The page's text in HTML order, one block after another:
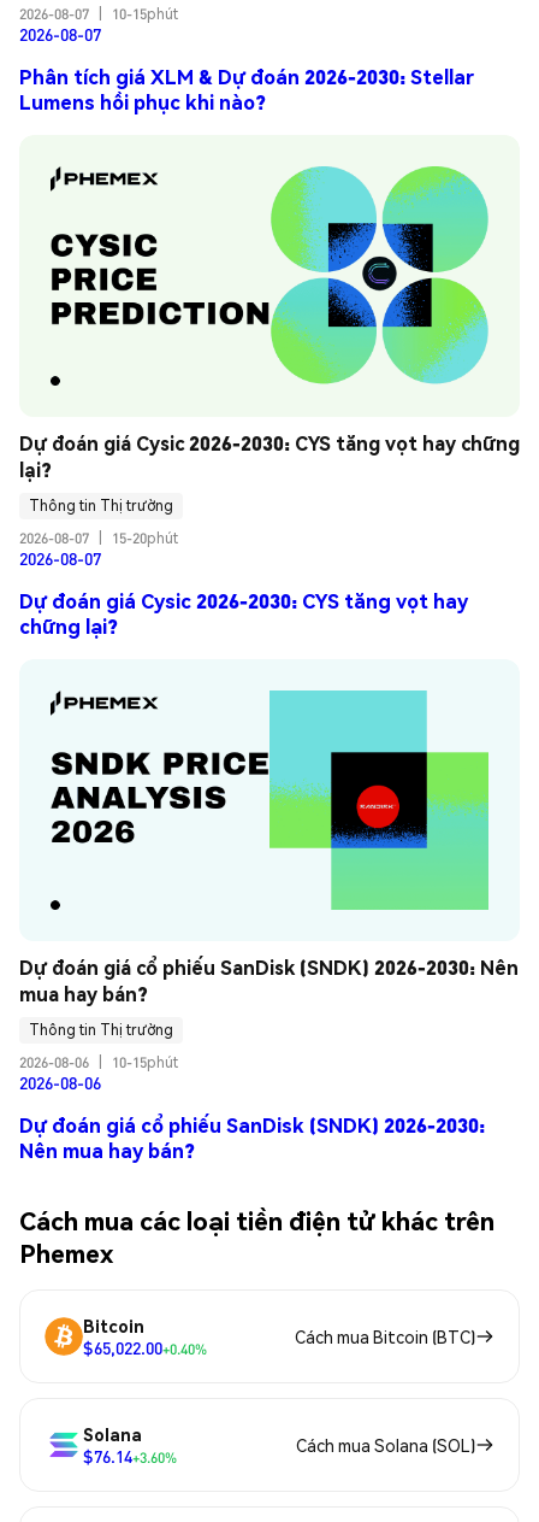
2026-08-07
10-15phút
2026-08-07
Phân tích giá XLM & Dự đoán 2026-2030: Stellar
Lumens hồi phục khi nào?
Dự đoán giá Cysic 2026-2030: CYS tăng vọt hay chững
lại?
Thông tin Thị trường
2026-08-07
15-20phút
2026-08-07
Dự đoán giá Cysic 2026-2030: CYS tăng vọt hay
chững lại?
Dự đoán giá cổ phiếu SanDisk (SNDK) 2026-2030: Nên
mua hay bán?
Thông tin Thị trường
2026-08-06
10-15phút
2026-08-06
Dự đoán giá cổ phiếu SanDisk (SNDK) 2026-2030:
Nên mua hay bán?
Cách mua các loại tiền điện tử khác trên
Phemex
Bitcoin
$65,022.00+0.40%
Cách mua Bitcoin (BTC)
Solana
$76.14+3.60%
Cách mua Solana (SOL)